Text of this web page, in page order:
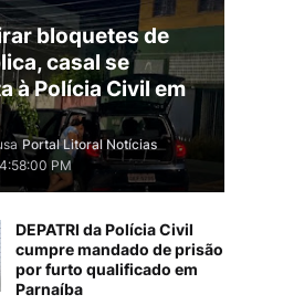
bloquetes de
casal se
à Polícia Civil em
Portal Litoral Notícias
PM
DEPATRI da Polícia Civil
cumpre mandado de prisão
por furto qualificado em
Parnaíba